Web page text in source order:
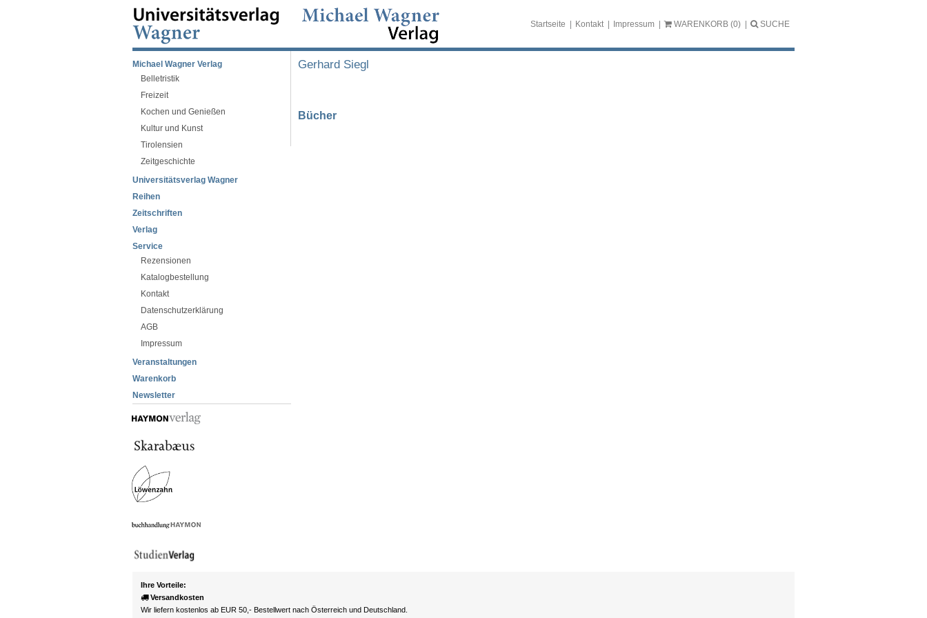
Startseite Kontakt Impressum WARENKORB (0) SUCHE
Michael Wagner Verlag
Belletristik
Freizeit
Kochen und Genießen
Kultur und Kunst
Tirolensien
Zeitgeschichte
Universitätsverlag Wagner
Reihen
Zeitschriften
Verlag
Service
Rezensionen
Katalogbestellung
Kontakt
Datenschutzerklärung
AGB
Impressum
Veranstaltungen
Warenkorb
Newsletter
Gerhard Siegl
Bücher
Ihre Vorteile:
Versandkosten
Wir liefern kostenlos ab EUR 50,- Bestellwert nach Österreich und Deutschland.